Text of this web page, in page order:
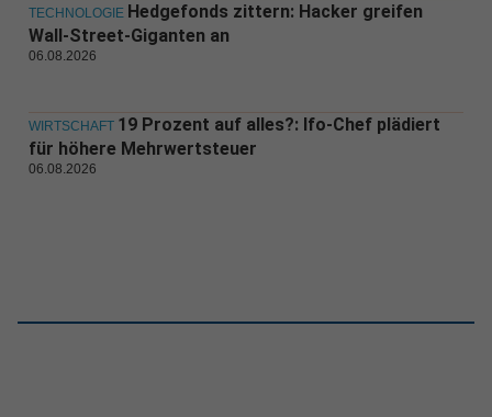
TECHNOLOGIE Hedgefonds zittern: Hacker greifen
Wall-Street-Giganten an
06.08.2026
WIRTSCHAFT 19 Prozent auf alles?: Ifo-Chef plädiert
für höhere Mehrwertsteuer
06.08.2026